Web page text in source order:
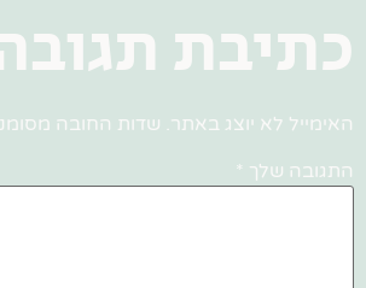
כתיבת
האימייל לא יוצג באתר. שדות החובה
התגובה שלך *